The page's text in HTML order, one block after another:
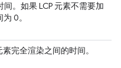
间。如果 LCP 元素不需要加
0。
完全渲染之间的时间。